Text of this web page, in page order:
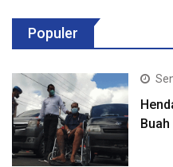
Populer